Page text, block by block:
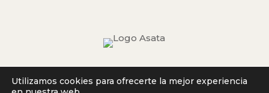
Utilizamos cookies para ofrecerte la mejor experiencia